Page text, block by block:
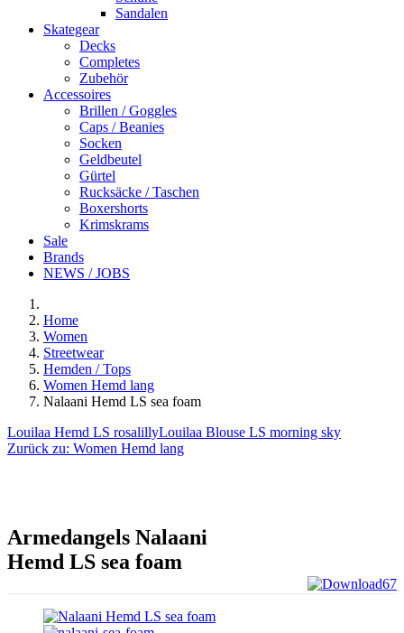
Sandalen
Skategear
Decks
Completes
Zubehör
Accessoires
Brillen / Goggles
Caps / Beanies
Socken
Geldbeutel
Gürtel
Rucksäcke / Taschen
Boxershorts
Krimskrams
Sale
Brands
NEWS / JOBS
Home
Women
Streetwear
Hemden / Tops
Women Hemd lang
Nalaani Hemd LS sea foam
Louilaa Hemd LS rosalillyLouilaa Blouse LS morning sky
Zurück zu: Women Hemd lang
Armedangels Nalaani
Hemd LS sea foam